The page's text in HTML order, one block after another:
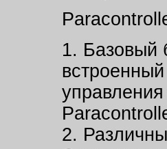
1. Базовый
2.